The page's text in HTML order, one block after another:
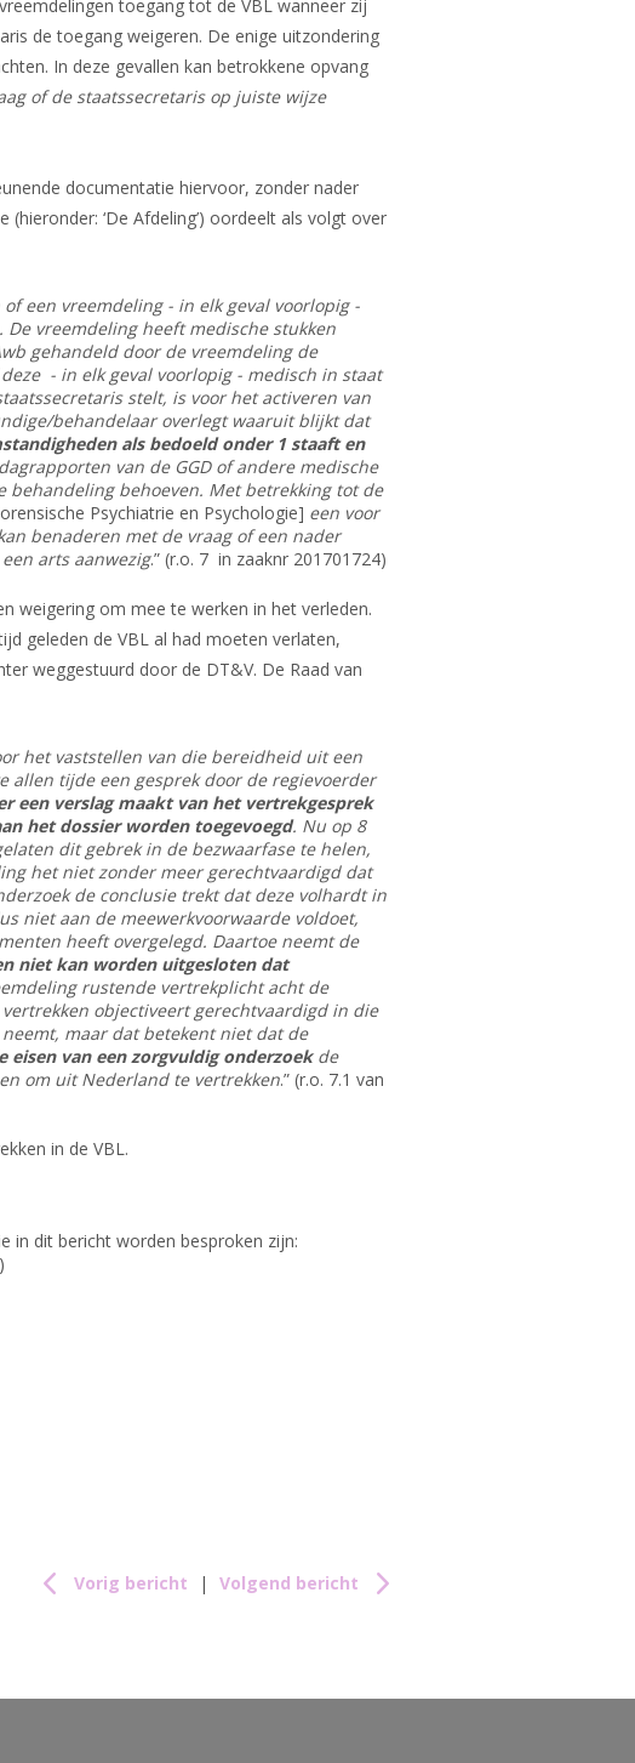
toegang tot de VBL wanneer zij
de toegang weigeren. De enige uitzondering
In deze gevallen kan betrokkene opvang
of de staatssecretaris op juiste wijze
documentatie hiervoor, zonder nader
‘De Afdeling’) oordeelt als volgt over
een vreemdeling - in elk geval voorlopig -
vreemdeling heeft medische stukken
gehandeld door de vreemdeling de
- in elk geval voorlopig - medisch in staat
stelt, is voor het activeren van
behandelaar overlegt waaruit blijkt dat
als bedoeld onder 1 staaft en
van de GGD of andere medische
behoeven. Met betrekking tot de
Psychiatrie en Psychologie] een voor
benaderen met de vraag of een nader
arts aanwezig.” (r.o. 7 in zaaknr 201701724)
weigering om mee te werken in het verleden.
geleden de VBL al had moeten verlaten,
weggestuurd door de DT&V. De Raad van
het vaststellen van die bereidheid uit een
allen tijde een gesprek door de regievoerder
een verslag maakt van het vertrekgesprek
het dossier worden toegevoegd. Nu op 8
dit gebrek in de bezwaarfase te helen,
het niet zonder meer gerechtvaardigd dat
de conclusie trekt dat deze volhardt in
niet aan de meewerkvoorwaarde voldoet,
heeft overgelegd. Daartoe neemt de
niet kan worden uitgesloten dat
rustende vertrekplicht acht de
objectiveert gerechtvaardigd in die
maar dat betekent niet dat de
eisen van een zorgvuldig onderzoekde
om uit Nederland te vertrekken.” (r.o. 7.1 van
in de VBL.
in dit bericht worden besproken zijn:
Vorig bericht | Volgend bericht